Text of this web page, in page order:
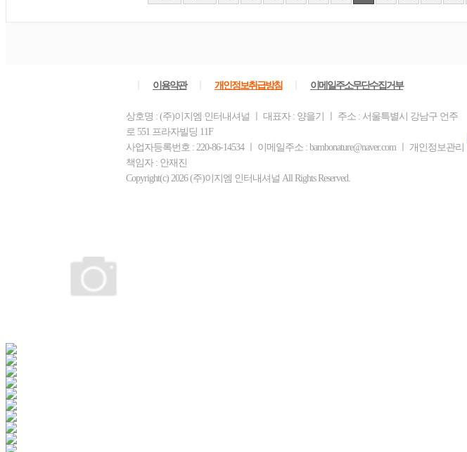
이용약관 개인정보취급방침 이메일주소무단수집거부
상호명 : (주)이지엠 인터내셔널 ㅣ 대표자 : 양을기 ㅣ 주소 : 서울특별시 강남구 언주
로 551 프라자빌딩 11F
사업자등록번호 : 220-86-14534 ㅣ 이메일주소 : bambonature@naver.com ㅣ 개인정보관리
책임자 : 안재진
Copyright(c) 2026 (주)이지엠 인터내셔널 All Rights Reserved.